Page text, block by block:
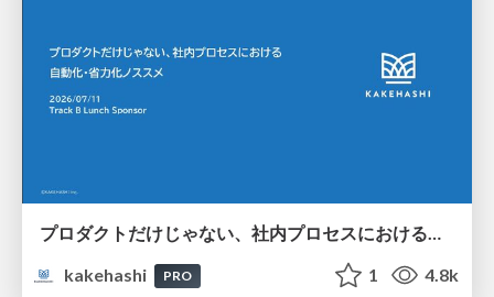
プロダクトだけじゃない、社内プロセスにおける自動化・省力化ノススメ
kakehashi
PRO 1 4.8k